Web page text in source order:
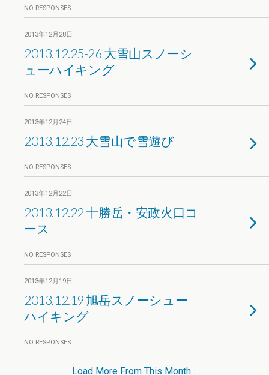
NO RESPONSES
2013年12月28日
2013.12.25-26 大雪山スノーシ
ューハイキング
NO RESPONSES
2013年12月24日
2013.12.23 大雪山で雪遊び
NO RESPONSES
2013年12月22日
2013.12.22 十勝岳・安政火口コ
ース
NO RESPONSES
2013年12月19日
2013.12.19 旭岳スノーシュー
ハイキング
NO RESPONSES
Load More From This Month…